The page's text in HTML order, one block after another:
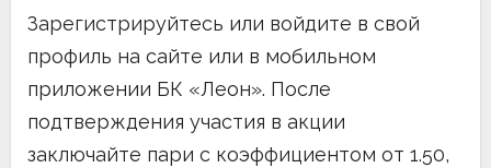
Зарегистрируйтесь или войдите в свой
профиль на сайте или в мобильном
приложении БК «Леон». После
подтверждения участия в акции
заключайте пари с коэффициентом от 1.50,